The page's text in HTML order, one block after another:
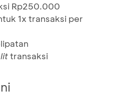
Rp250.000
1x transaksi per
transaksi